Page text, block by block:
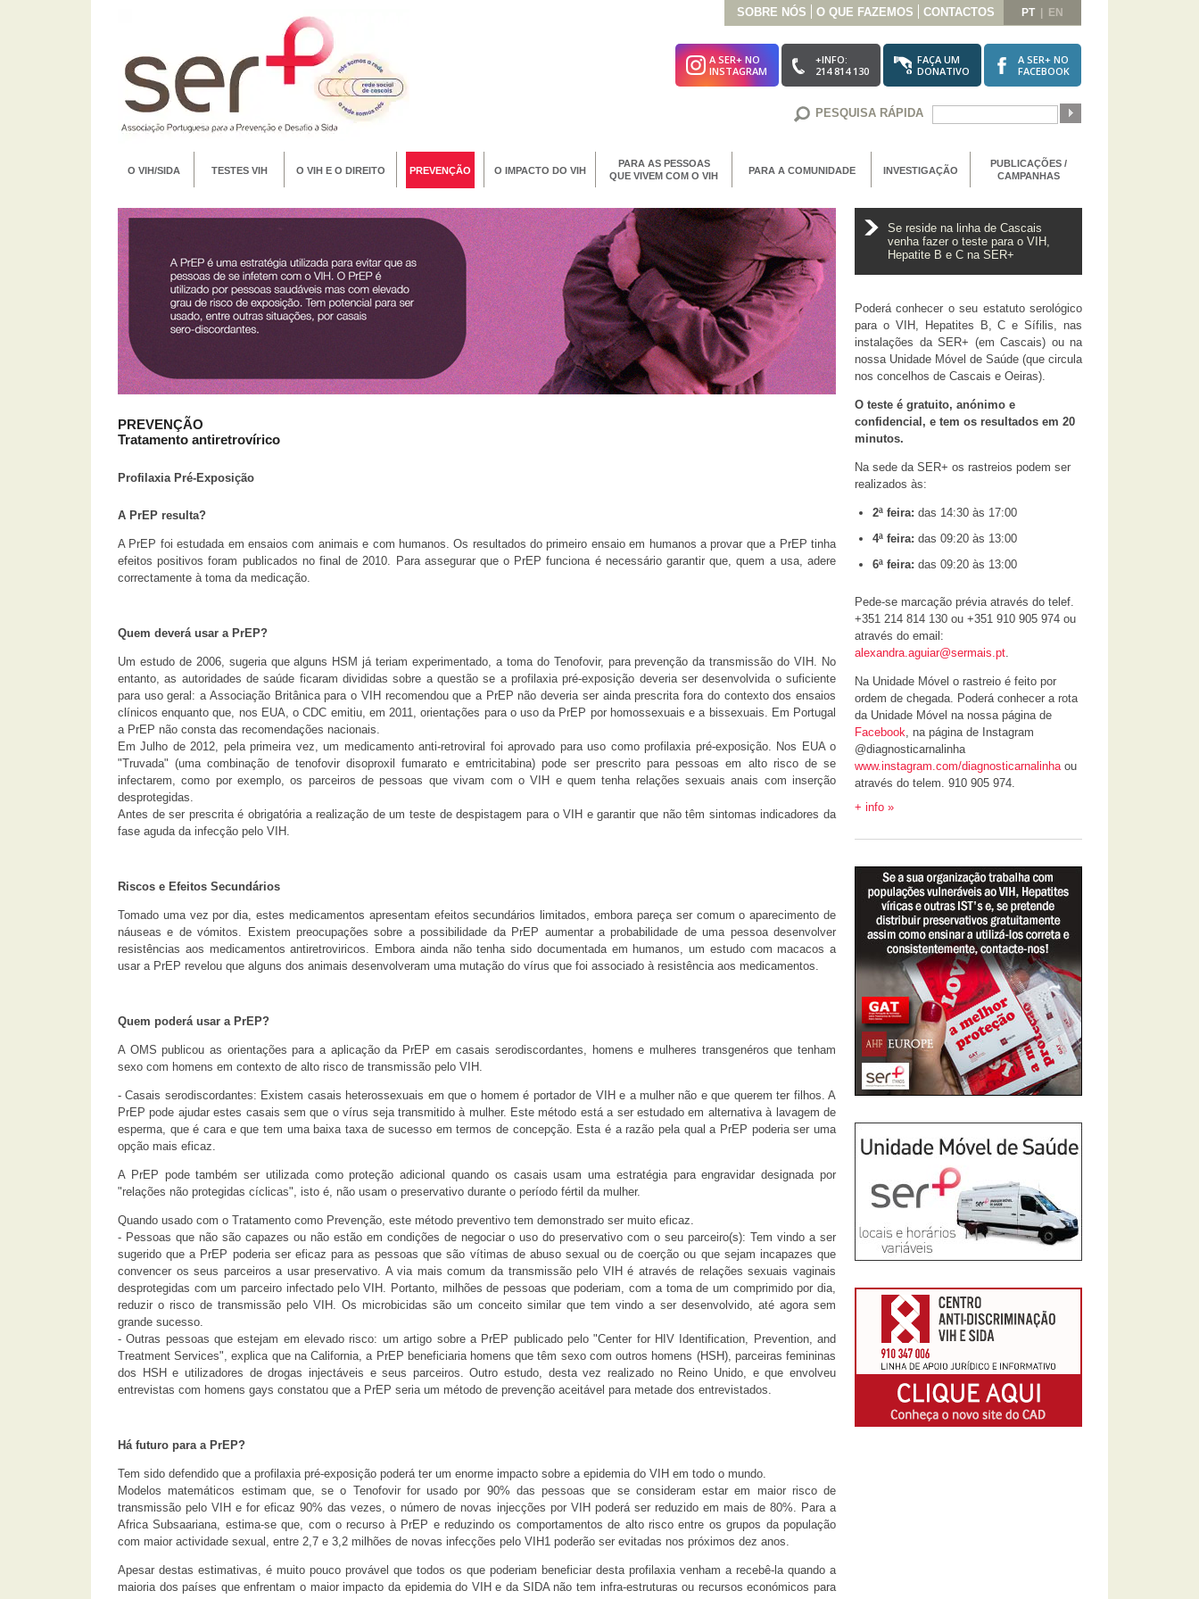
PT| EN
SOBRE NÓS O QUE FAZEMOS CONTACTOS
A SER+ NO
INSTAGRAM
+INFO:
214 814 130
FAÇA UM
DONATIVO
A SER+ NO
FACEBOOK
PESQUISA RÁPIDA
O VIH/SIDA TESTES VIH O VIH E O DIREITO PREVENÇÃO O IMPACTO DO VIH
PARA AS PESSOAS
QUE VIVEM COM O VIH
PARA A COMUNIDADE INVESTIGAÇÃO
PUBLICAÇÕES /
CAMPANHAS
PREVENÇÃO
Tratamento antiretrovírico
Profilaxia Pré-Exposição
A PrEP resulta?
A PrEP foi estudada em ensaios com animais e com humanos. Os resultados do primeiro ensaio em humanos a provar que a PrEP tinha
efeitos positivos foram publicados no final de 2010. Para assegurar que o PrEP funciona é necessário garantir que, quem a usa, adere
correctamente à toma da medicação.
Quem deverá usar a PrEP?
Um estudo de 2006, sugeria que alguns HSM já teriam experimentado, a toma do Tenofovir, para prevenção da transmissão do VIH. No
entanto, as autoridades de saúde ficaram divididas sobre a questão se a profilaxia pré-exposição deveria ser desenvolvida o suficiente
para uso geral: a Associação Britânica para o VIH recomendou que a PrEP não deveria ser ainda prescrita fora do contexto dos ensaios
clínicos enquanto que, nos EUA, o CDC emitiu, em 2011, orientações para o uso da PrEP por homossexuais e a bissexuais. Em Portugal
a PrEP não consta das recomendações nacionais.
Em Julho de 2012, pela primeira vez, um medicamento anti-retroviral foi aprovado para uso como profilaxia pré-exposição. Nos EUA o
"Truvada" (uma combinação de tenofovir disoproxil fumarato e emtricitabina) pode ser prescrito para pessoas em alto risco de se
infectarem, como por exemplo, os parceiros de pessoas que vivam com o VIH e quem tenha relações sexuais anais com inserção
desprotegidas.
Antes de ser prescrita é obrigatória a realização de um teste de despistagem para o VIH e garantir que não têm sintomas indicadores da
fase aguda da infecção pelo VIH.
Riscos e Efeitos Secundários
Tomado uma vez por dia, estes medicamentos apresentam efeitos secundários limitados, embora pareça ser comum o aparecimento de
náuseas e de vómitos. Existem preocupações sobre a possibilidade da PrEP aumentar a probabilidade de uma pessoa desenvolver
resistências aos medicamentos antiretroviricos. Embora ainda não tenha sido documentada em humanos, um estudo com macacos a
usar a PrEP revelou que alguns dos animais desenvolveram uma mutação do vírus que foi associado à resistência aos medicamentos.
Quem poderá usar a PrEP?
A OMS publicou as orientações para a aplicação da PrEP em casais serodiscordantes, homens e mulheres transgenéros que tenham
sexo com homens em contexto de alto risco de transmissão pelo VIH.
- Casais serodiscordantes: Existem casais heterossexuais em que o homem é portador de VIH e a mulher não e que querem ter filhos. A
PrEP pode ajudar estes casais sem que o vírus seja transmitido à mulher. Este método está a ser estudado em alternativa à lavagem de
esperma, que é cara e que tem uma baixa taxa de sucesso em termos de concepção. Esta é a razão pela qual a PrEP poderia ser uma
opção mais eficaz.
A PrEP pode também ser utilizada como proteção adicional quando os casais usam uma estratégia para engravidar designada por
"relações não protegidas cíclicas", isto é, não usam o preservativo durante o período fértil da mulher.
Quando usado com o Tratamento como Prevenção, este método preventivo tem demonstrado ser muito eficaz.
- Pessoas que não são capazes ou não estão em condições de negociar o uso do preservativo com o seu parceiro(s): Tem vindo a ser
sugerido que a PrEP poderia ser eficaz para as pessoas que são vítimas de abuso sexual ou de coerção ou que sejam incapazes que
convencer os seus parceiros a usar preservativo. A via mais comum da transmissão pelo VIH é através de relações sexuais vaginais
desprotegidas com um parceiro infectado pelo VIH. Portanto, milhões de pessoas que poderiam, com a toma de um comprimido por dia,
reduzir o risco de transmissão pelo VIH. Os microbicidas são um conceito similar que tem vindo a ser desenvolvido, até agora sem
grande sucesso.
- Outras pessoas que estejam em elevado risco: um artigo sobre a PrEP publicado pelo "Center for HIV Identification, Prevention, and
Treatment Services", explica que na California, a PrEP beneficiaria homens que têm sexo com outros homens (HSH), parceiras femininas
dos HSH e utilizadores de drogas injectáveis e seus parceiros. Outro estudo, desta vez realizado no Reino Unido, e que envolveu
entrevistas com homens gays constatou que a PrEP seria um método de prevenção aceitável para metade dos entrevistados.
Há futuro para a PrEP?
Tem sido defendido que a profilaxia pré-exposição poderá ter um enorme impacto sobre a epidemia do VIH em todo o mundo.
Modelos matemáticos estimam que, se o Tenofovir for usado por 90% das pessoas que se consideram estar em maior risco de
transmissão pelo VIH e for eficaz 90% das vezes, o número de novas injecções por VIH poderá ser reduzido em mais de 80%. Para a
Africa Subsaariana, estima-se que, com o recurso à PrEP e reduzindo os comportamentos de alto risco entre os grupos da população
com maior actividade sexual, entre 2,7 e 3,2 milhões de novas infecções pelo VIH1 poderão ser evitadas nos próximos dez anos.
Apesar destas estimativas, é muito pouco provável que todos os que poderiam beneficiar desta profilaxia venham a recebê-la quando a
maioria dos países que enfrentam o maior impacto da epidemia do VIH e da SIDA não tem infra-estruturas ou recursos económicos para
Se reside na linha de Cascais
venha fazer o teste para o VIH,
Hepatite B e C na SER+
Poderá conhecer o seu estatuto serológico
para o VIH, Hepatites B, C e Sífilis, nas
instalações da SER+ (em Cascais) ou na
nossa Unidade Móvel de Saúde (que circula
nos concelhos de Cascais e Oeiras).
O teste é gratuito, anónimo e
confidencial, e tem os resultados em 20
minutos.
Na sede da SER+ os rastreios podem ser
realizados às:
2ª feira: das 14:30 às 17:00
4ª feira: das 09:20 às 13:00
6ª feira: das 09:20 às 13:00
Pede-se marcação prévia através do telef.
+351 214 814 130 ou +351 910 905 974 ou
através do email:
alexandra.aguiar@sermais.pt.
Na Unidade Móvel o rastreio é feito por
ordem de chegada. Poderá conhecer a rota
da Unidade Móvel na nossa página de
Facebook, na página de Instagram
@diagnosticarnalinha
www.instagram.com/diagnosticarnalinhaou
através do telem. 910 905 974.
+ info »